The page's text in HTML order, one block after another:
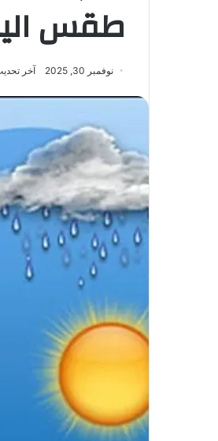
طقس اليمن
نوفمبر 30, 2025 آخر تحديث: